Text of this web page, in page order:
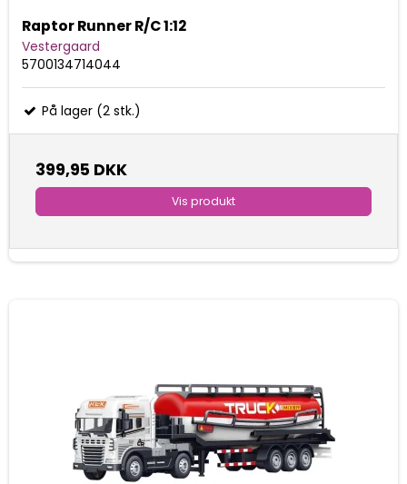
Raptor Runner R/C 1:12
Vestergaard
5700134714044
På lager (2 stk.)
399,95 DKK
Vis produkt